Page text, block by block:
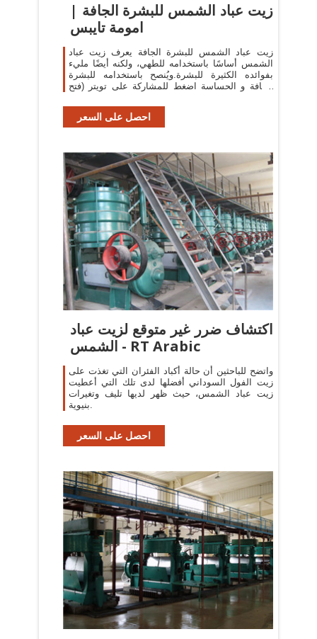
زيت عباد الشمس للبشرة الجافة |
امومة تايبس
زيت عباد الشمس للبشرة الجافة يعرف زيت عباد
الشمس أساسًا باستخدامه للطهي، ولكنه أيضًا مليء
بفوائده الكثيرة للبشرة.ويُنصح باستخدامه للبشرة
الجافة و الحساسة اضغط للمشاركة على تويتر (فتح
احصل على السعر
اكتشاف ضرر غير متوقع لزيت عباد
الشمس - RT Arabic
واتضح للباحثين أن حالة أكباد الفئران التي تغذت على
زيت الفول السوداني أفضلها لدى تلك التي أعطيت
زيت عباد الشمس، حيث ظهر لديها تليف وتغيرات
بنيوية.
احصل على السعر